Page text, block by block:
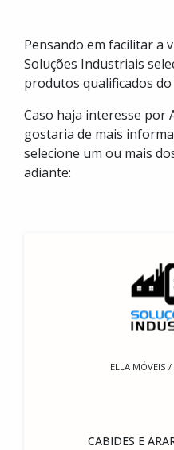
Pensando em facilitar a
Soluções Industriais
produtos qualificados do
Caso haja interesse por
gostaria de mais
selecione um ou mais
adiante:
ELLA MÓVEIS
CABIDES E